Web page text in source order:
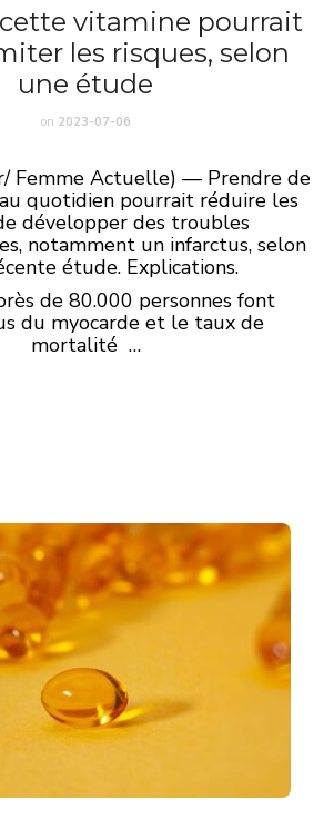
vitamine pourrait
les risques, selon
une étude
on 2023-07-06
Femme Actuelle) — Prendre de
quotidien pourrait réduire les
développer des troubles
notamment un infarctus, selon
étude. Explications.
de 80.000 personnes font
du myocarde et le taux de
mortalité …